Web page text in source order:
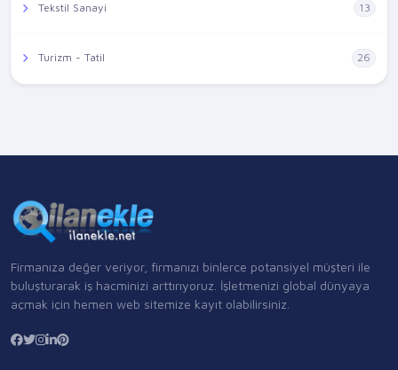
Tekstil Sanayi 13
Turizm - Tatil 26
Firmanıza değer veriyor, firmanızı binlerce potansiyel müşteri ile
buluşturarak iş hacminizi arttırıyoruz. İşletmenizi global dünyaya
açmak için hemen web sitemize kayıt olabilirsiniz.